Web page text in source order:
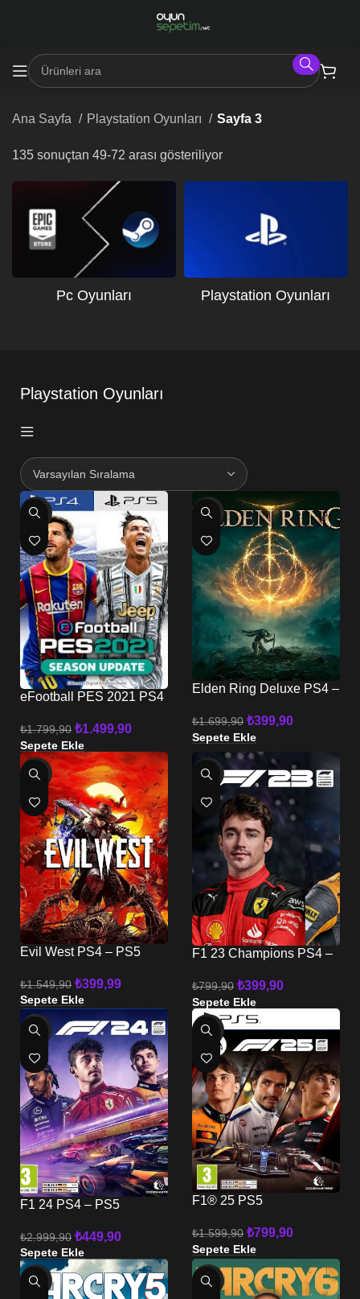
Ana Sayfa Playstation Oyunları Sayfa 3
135 sonuçtan 49-72 arası gösteriliyor
Pc Oyunları Playstation Oyunları
Playstation Oyunları
-17%
eFootball PES 2021 PS4
₺1.799,90 ₺1.499,90
Sepete Ekle
-76%
Elden Ring Deluxe PS4 –
₺1.699,90 ₺399,90
Sepete Ekle
-74%
Evil West PS4 – PS5
₺1.549,90 ₺399,99
Sepete Ekle
-50%
F1 23 Champions PS4 –
₺799,90 ₺399,90
Sepete Ekle
-85%
F1 24 PS4 – PS5
₺2.999,90 ₺449,90
Sepete Ekle
-50%
F1® 25 PS5
₺1.599,90 ₺799,90
Sepete Ekle
-64% -75%